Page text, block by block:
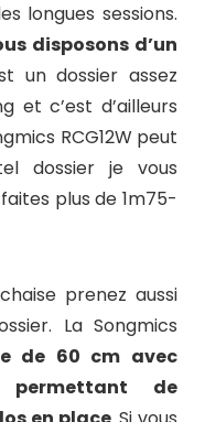
longues sessions.
disposons d’un
un dossier assez
et c’est d’ailleurs
RCG12W peut
dossier je vous
plus de 1m75-
prenez aussi
La Songmics
de 60 cm avec
permettant de